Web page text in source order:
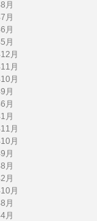
月
月
月
月
月
月
月
月
月
月
月
月
月
月
月
月
月
月